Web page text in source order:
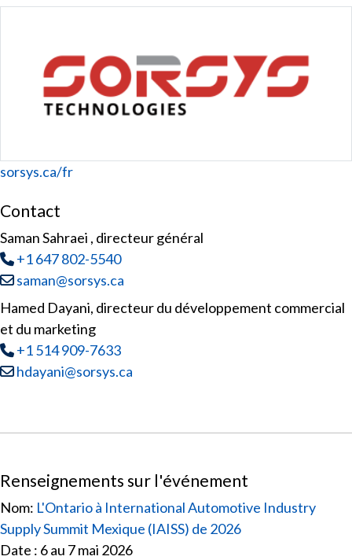
Website
sorsys.ca/fr
Contact
Saman Sahraei , directeur général
Tél:
+1 647 802-5540
Courriel :
saman@sorsys.ca
Hamed Dayani, directeur du développement commercial
et du marketing
Tél:
+1 514 909-7633
Courriel :
hdayani@sorsys.ca
Renseignements sur l'événement
Nom: L'Ontario à International Automotive Industry
Supply Summit Mexique (IAISS) de 2026
Date : 6 au 7 mai 2026